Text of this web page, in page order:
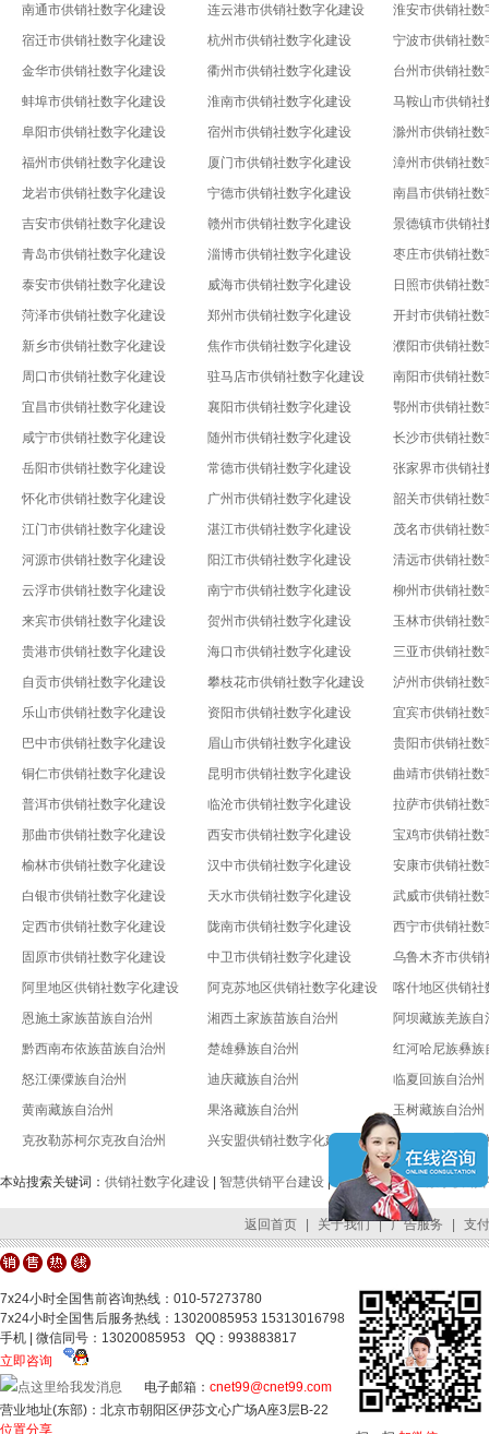
南通市供销社数字化建设
连云港市供销社数字化建设
淮安市供销社数
宿迁市供销社数字化建设
杭州市供销社数字化建设
宁波市供销社数
金华市供销社数字化建设
衢州市供销社数字化建设
台州市供销社数
蚌埠市供销社数字化建设
淮南市供销社数字化建设
马鞍山市供销社
阜阳市供销社数字化建设
宿州市供销社数字化建设
滁州市供销社数
福州市供销社数字化建设
厦门市供销社数字化建设
漳州市供销社数
龙岩市供销社数字化建设
宁德市供销社数字化建设
南昌市供销社数
吉安市供销社数字化建设
赣州市供销社数字化建设
景德镇市供销社
青岛市供销社数字化建设
淄博市供销社数字化建设
枣庄市供销社数
泰安市供销社数字化建设
威海市供销社数字化建设
日照市供销社数
菏泽市供销社数字化建设
郑州市供销社数字化建设
开封市供销社数
新乡市供销社数字化建设
焦作市供销社数字化建设
濮阳市供销社数
周口市供销社数字化建设
驻马店市供销社数字化建设
南阳市供销社数
宜昌市供销社数字化建设
襄阳市供销社数字化建设
鄂州市供销社数
咸宁市供销社数字化建设
随州市供销社数字化建设
长沙市供销社数
岳阳市供销社数字化建设
常德市供销社数字化建设
张家界市供销社
怀化市供销社数字化建设
广州市供销社数字化建设
韶关市供销社数
江门市供销社数字化建设
湛江市供销社数字化建设
茂名市供销社数
河源市供销社数字化建设
阳江市供销社数字化建设
清远市供销社数
云浮市供销社数字化建设
南宁市供销社数字化建设
柳州市供销社数
来宾市供销社数字化建设
贺州市供销社数字化建设
玉林市供销社数
贵港市供销社数字化建设
海口市供销社数字化建设
三亚市供销社数
自贡市供销社数字化建设
攀枝花市供销社数字化建设
泸州市供销社数
乐山市供销社数字化建设
资阳市供销社数字化建设
宜宾市供销社数
巴中市供销社数字化建设
眉山市供销社数字化建设
贵阳市供销社数
铜仁市供销社数字化建设
昆明市供销社数字化建设
曲靖市供销社数
普洱市供销社数字化建设
临沧市供销社数字化建设
拉萨市供销社数
那曲市供销社数字化建设
西安市供销社数字化建设
宝鸡市供销社数
榆林市供销社数字化建设
汉中市供销社数字化建设
安康市供销社数
白银市供销社数字化建设
天水市供销社数字化建设
武威市供销社数
定西市供销社数字化建设
陇南市供销社数字化建设
西宁市供销社数
固原市供销社数字化建设
中卫市供销社数字化建设
乌鲁木齐市供销
阿里地区供销社数字化建设
阿克苏地区供销社数字化建设
喀什地区供销社
恩施土家族苗族自治州
湘西土家族苗族自治州
阿坝藏族羌族自
黔西南布依族苗族自治州
楚雄彝族自治州
红河哈尼族彝族
怒江傈僳族自治州
迪庆藏族自治州
临夏回族自治州
黄南藏族自治州
果洛藏族自治州
玉树藏族自治州
克孜勒苏柯尔克孜自治州
兴安盟供销社数字化建设 锡林郭勒盟供销
本站搜索关键词： 供销社数字化建设 | 智慧供销平台建设 | 全国供销合作社数字供销
返回首页 | 关于我们 | 广告服务 | 支
7x24小时全国售前咨询热线：010-57273780
7x24小时全国售后服务热线：13020085953 15313016798
手机 | 微信同号：13020085953 QQ：993883817
立即咨询
电子邮箱： cnet99@cnet99.com
营业地址(东部)：北京市朝阳区伊莎文心广场A座3层B-22
位置分享